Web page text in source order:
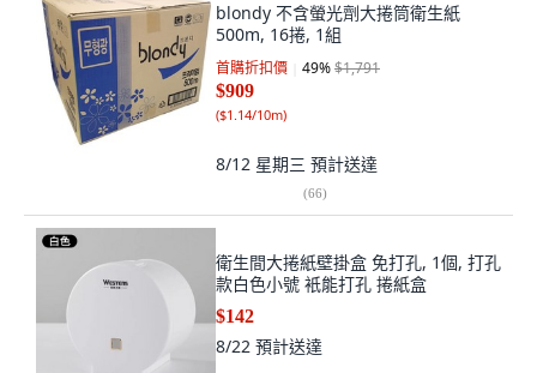
blondy 不含螢光劑大捲筒衛生紙
500m, 16捲, 1組
首購折扣價 49%$1,791
$909
($1.14/10m)
8/12 星期三 預計送達
(66)
衛生間大捲紙壁掛盒 免打孔, 1個, 打孔
款白色小號 衹能打孔 捲紙盒
$142
8/22 預計送達